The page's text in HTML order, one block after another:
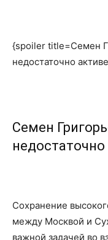
{spoiler title=Семен
недостаточно
Семен
Сохранение
между Москвой и
важной задачей во